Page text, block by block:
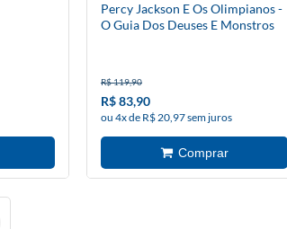
Percy Jackson E Os Olimpianos -
O Guia Dos Deuses E Monstros
R$ 119,90
R$ 83,90
ou 4x de R$ 20,97 sem juros